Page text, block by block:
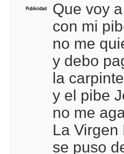
Que voy
con mi
no me
y debo
la
y el pibe
no me
La Virgen
se puso